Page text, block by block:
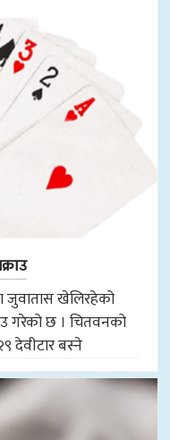
जुवातास खेलिरहेको
गरेको छ । चितवनको
देवीटार बस्ने